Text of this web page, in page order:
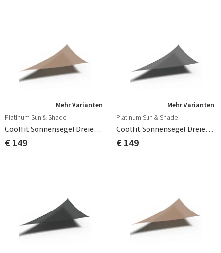
Mehr Varianten
Platinum Sun & Shade
Coolfit Sonnensegel Dreieckig 90° 400 X 570 Cm Beige
€ 149
Mehr Varianten
Platinum Sun & Shade
Coolfit Sonnensegel Dreieckig 90° 400x570cm Grau
€ 149